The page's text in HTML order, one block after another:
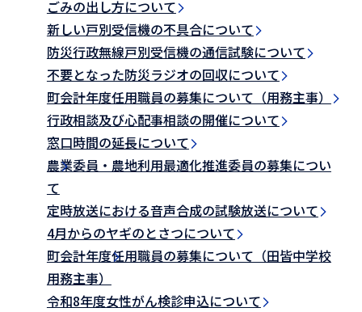
ごみの出し方について
新しい戸別受信機の不具合について
防災行政無線戸別受信機の通信試験について
不要となった防災ラジオの回収について
町会計年度任用職員の募集について（用務主事）
行政相談及び心配事相談の開催について
窓口時間の延長について
農業委員・農地利用最適化推進委員の募集につい
て
定時放送における音声合成の試験放送について
4月からのヤギのとさつについて
町会計年度任用職員の募集について（田皆中学校
用務主事）
令和8年度女性がん検診申込について